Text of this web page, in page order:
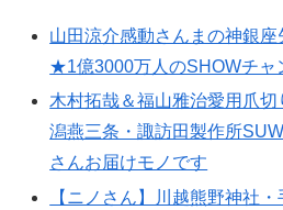
山田涼介感動さんまの神銀
★1億3000万人のSHOWチャ
木村拓哉＆福山雅治愛用爪
潟燕三条・諏訪田製作所
さんお届けモノです
【ニノさん】川越熊野神社